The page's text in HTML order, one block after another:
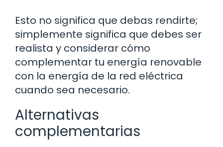
Esto no significa que debas rendirte;
simplemente significa que debes ser
realista y considerar cómo
complementar tu energía renovable
con la energía de la red eléctrica
cuando sea necesario.
Alternativas
complementarias